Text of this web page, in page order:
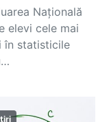
Națională
elevi cele mai
în statisticile